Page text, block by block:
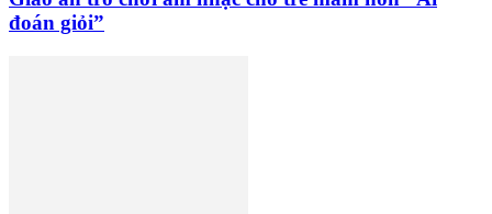
đoán giỏi”